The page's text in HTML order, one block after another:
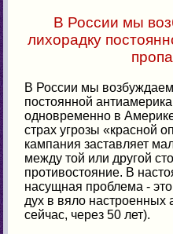
В России мы
лихорадку
В России мы
постоянной
одновременно в
страх угрозы «красной
кампания заставляет
между той или другой
противостояние. В
насущная проблема -
дух в вяло настроенных
сейчас, через 50 лет).